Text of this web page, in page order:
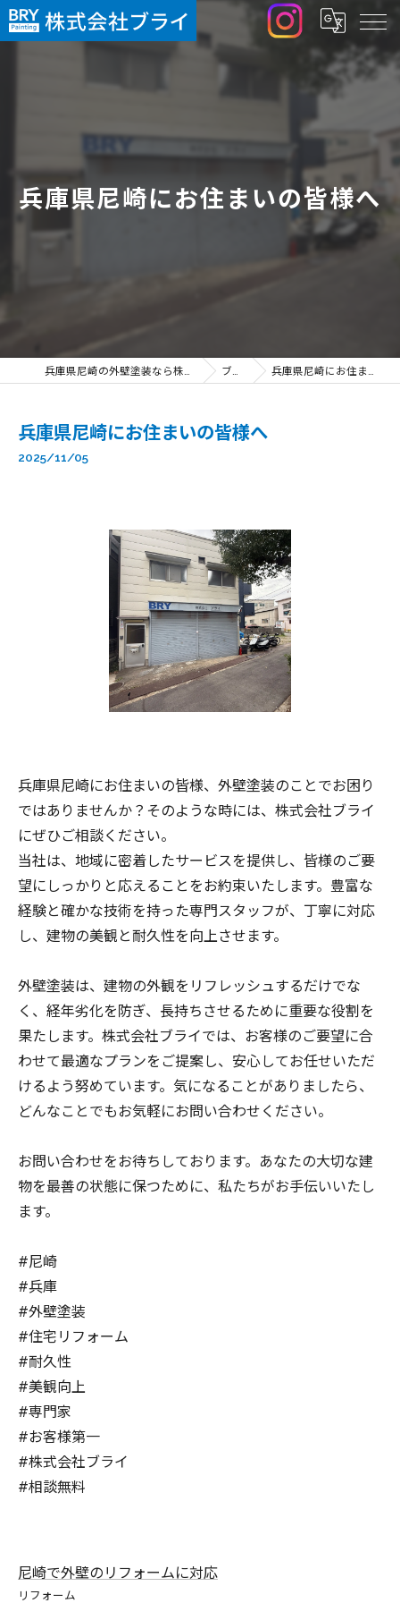
兵庫県尼崎にお住まいの皆様へ
兵庫県尼崎の外壁塗装なら株式会社ブライ ブログ 兵庫県尼崎にお住まいの皆様へ
兵庫県尼崎にお住まいの皆様へ
2025/11/05
兵庫県尼崎にお住まいの皆様、外壁塗装のことでお困り
ではありませんか？そのような時には、株式会社ブライ
にぜひご相談ください。
当社は、地域に密着したサービスを提供し、皆様のご要
望にしっかりと応えることをお約束いたします。豊富な
経験と確かな技術を持った専門スタッフが、丁寧に対応
し、建物の美観と耐久性を向上させます。
外壁塗装は、建物の外観をリフレッシュするだけでな
く、経年劣化を防ぎ、長持ちさせるために重要な役割を
果たします。株式会社ブライでは、お客様のご要望に合
わせて最適なプランをご提案し、安心してお任せいただ
けるよう努めています。気になることがありましたら、
どんなことでもお気軽にお問い合わせください。
お問い合わせをお待ちしております。あなたの大切な建
物を最善の状態に保つために、私たちがお手伝いいたし
ます。
#尼崎
#兵庫
#外壁塗装
#住宅リフォーム
#耐久性
#美観向上
#専門家
#お客様第一
#株式会社ブライ
#相談無料
尼崎で外壁のリフォームに対応
リフォーム